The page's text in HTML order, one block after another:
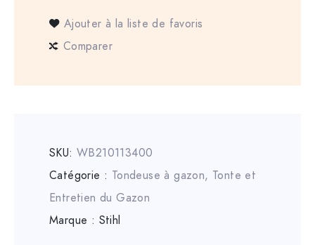
Ajouter à la liste de favoris
Comparer
SKU: WB210113400
Catégorie : Tondeuse à gazon, Tonte et
Entretien du Gazon
Marque : Stihl